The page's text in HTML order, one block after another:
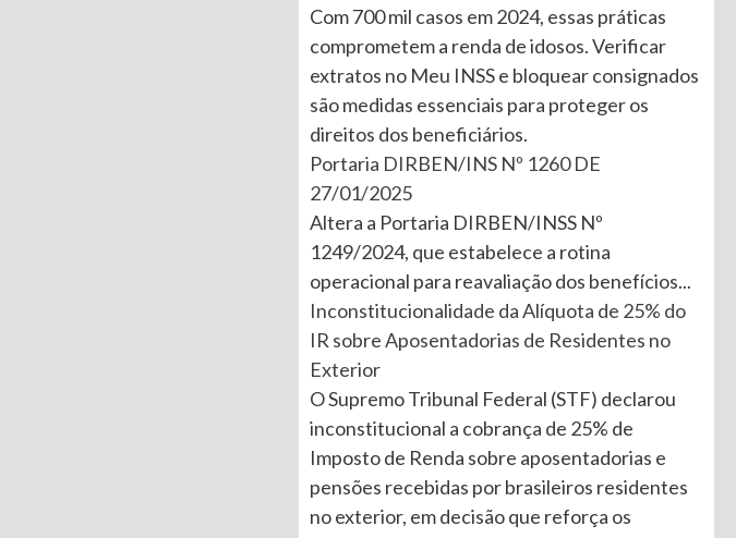
Com 700 mil casos em 2024, essas práticas
comprometem a renda de idosos. Verificar
extratos no Meu INSS e bloquear consignados
são medidas essenciais para proteger os
direitos dos beneficiários.
Portaria DIRBEN/INS Nº 1260 DE
27/01/2025
Altera a Portaria DIRBEN/INSS Nº
1249/2024, que estabelece a rotina
operacional para reavaliação dos benefícios...
Inconstitucionalidade da Alíquota de 25% do
IR sobre Aposentadorias de Residentes no
Exterior
O Supremo Tribunal Federal (STF) declarou
inconstitucional a cobrança de 25% de
Imposto de Renda sobre aposentadorias e
pensões recebidas por brasileiros residentes
no exterior, em decisão que reforça os